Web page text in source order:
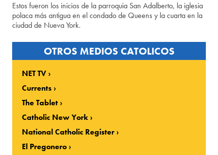
Estos fueron los inicios de la parroquia San Adalberto, la iglesia
polaca más antigua en el condado de Queens y la cuarta en la
ciudad de Nueva York.
OTROS MEDIOS CATOLICOS
NET TV
Currents
The Tablet
Catholic New York
National Catholic Register
El Pregonero